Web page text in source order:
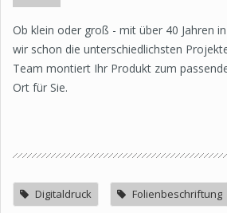
Ob klein oder groß - mit über 40 Jahren
wir schon die unterschiedlichsten
Team montiert Ihr Produkt zum
Ort für Sie.
Digitaldruck Folienbeschriftung